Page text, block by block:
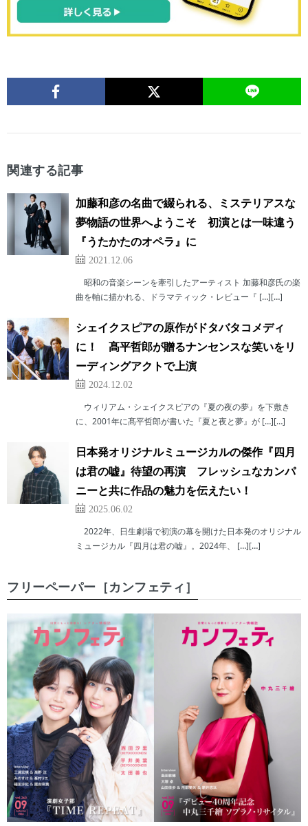
関連する記事
加藤和彦の名曲で綴られる、ミステリアスな
夢物語の世界へようこそ 初演とは一味違う
『うたかたのオペラ』に
2021.12.06
昭和の音楽シーンを牽引したアーティスト 加藤和彦氏の楽
曲を軸に描かれる、ドラマティック・レビュー『 […][…]
シェイクスピアの原作がドタバタコメディ
に！ 髙平哲郎が贈るナンセンスな笑いをリ
ーディングアクトで上演
2024.12.02
ウィリアム・シェイクスピアの『夏の夜の夢』を下敷き
に、2001年に髙平哲郎が書いた『夏と夜と夢』が […][…]
日本発オリジナルミュージカルの傑作『四月
は君の嘘』待望の再演 フレッシュなカンパ
ニーと共に作品の魅力を伝えたい！
2025.06.02
2022年、日生劇場で初演の幕を開けた日本発のオリジナル
ミュージカル『四月は君の嘘』。2024年、 […][…]
フリーペーパー［カンフェティ］